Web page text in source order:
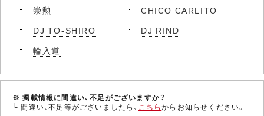
崇勲
CHICO CARLITO
DJ TO-SHIRO
DJ RIND
輪入道
※ 掲載情報に間違い、不足がございますか？
└ 間違い、不足等がございましたら、 こちらからお知らせください。